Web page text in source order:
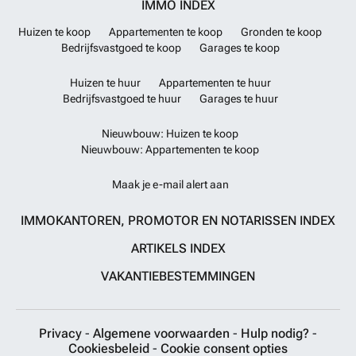
bezig zijn, is Hochkönig zowel in de zomer als in de winter een echt
hoogtepunt met talloze mogelijkheden. De dichtstbijzijnde grotere
stad is Bischofshofen, bekend van de Vierschanzentournee, die in
60 kilometer afstand.Meer weten?
IMMO INDEX
Huizen te koop Appartementen te koop
Gronden te koop
Bedrijfsvastgoed te koop
Garages te koop
Huizen te huur
Appartementen te huur
Bedrijfsvastgoed te huur
Garages te huur
Nieuwbouw: Huizen te koop
Nieuwbouw: Appartementen te koop
Maak je e-mail alert aan
IMMOKANTOREN, PROMOTOR EN NOTARISSEN INDEX
ARTIKELS INDEX
VAKANTIEBESTEMMINGEN
Privacy - Algemene voorwaarden - Hulp nodig? -
Cookiesbeleid - Cookie consent opties